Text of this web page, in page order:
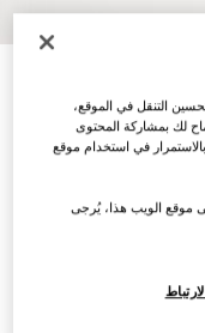
التنقل في الموقع،
لك بمشاركة المحتوى
في استخدام موقع
موقع الويب هذا، يُرجى